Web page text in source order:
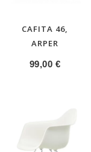
CAFITA 46,
ARPER
99,00 €